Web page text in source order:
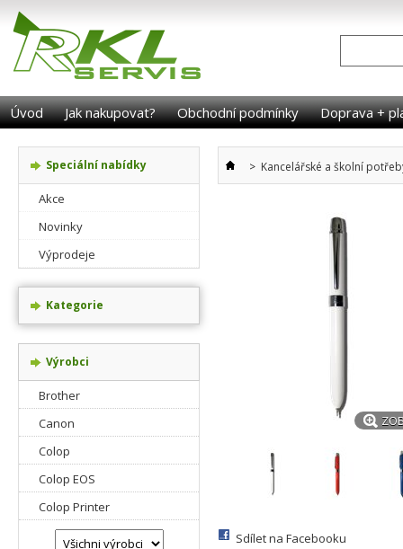
Úvod Jak nakupovat? Obchodní podmínky Doprava +
Speciální nabídky
Akce
Novinky
Výprodeje
Kategorie
Výrobci
Brother
Canon
Colop
Colop EOS
Colop Printer
> Kancelářské a školní
Sdílet na Facebooku